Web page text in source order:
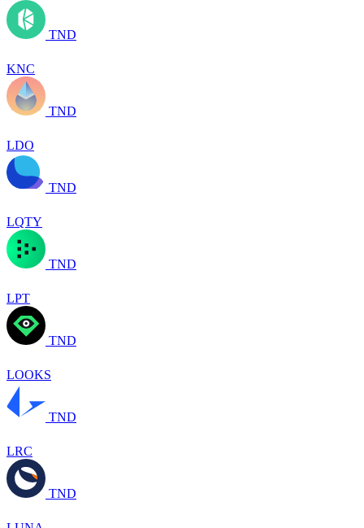
TND
KNC
TND
LDO
TND
LQTY
TND
LPT
TND
LOOKS
TND
LRC
TND